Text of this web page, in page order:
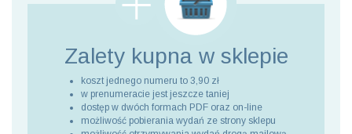
Zalety kupna w sklepie
koszt jednego numeru to 3,90 zł
w prenumeracie jest jeszcze taniej
dostęp w dwóch formach PDF oraz on-line
możliwość pobierania wydań ze strony sklepu